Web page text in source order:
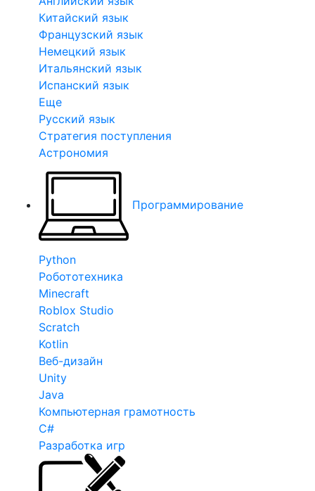
Китайский язык
Французский язык
Немецкий язык
Итальянский язык
Испанский язык
Еще
Русский язык
Стратегия поступления
Астрономия
Программирование
Python
Робототехника
Minecraft
Roblox Studio
Scratch
Kotlin
Веб-дизайн
Unity
Java
Компьютерная грамотность
C#
Разработка игр